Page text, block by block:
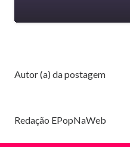
Autor (a) da postagem
Redação EPopNaWeb